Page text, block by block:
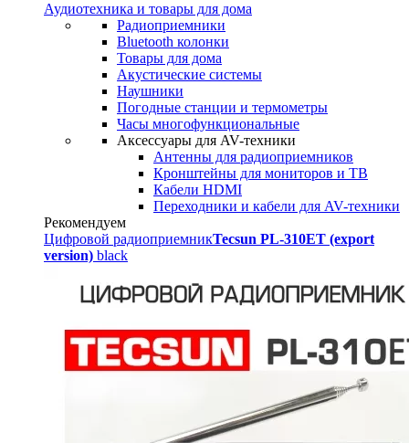
Аудиотехника и товары для дома
Радиоприемники
Bluetooth колонки
Товары для дома
Акустические системы
Наушники
Погодные станции и термометры
Часы многофункциональные
Аксессуары для AV-техники
Антенны для радиоприемников
Кронштейны для мониторов и ТВ
Кабели HDMI
Переходники и кабели для AV-техники
Рекомендуем
Цифровой радиоприемникTecsun PL-310ET (export
version) black